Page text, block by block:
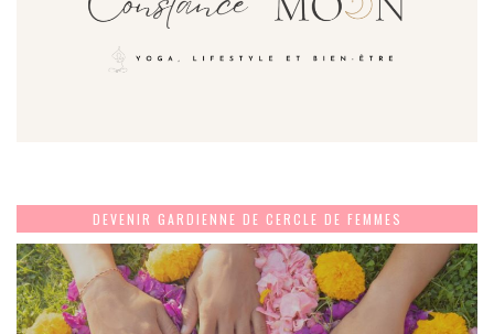
DEVENIR GARDIENNE DE CERCLE DE FEMMES